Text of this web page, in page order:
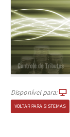
Disponível para:
VOLTAR PARA SISTEMAS